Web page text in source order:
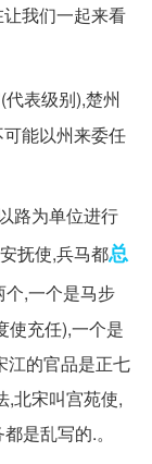
我们一起来看
表级别),楚州
能以州来委任
路为单位进行
抚使,兵马都总
,一个是马步
使充任),一个是
江的官品是正七
,北宋叫宫苑使,
是乱写的.。